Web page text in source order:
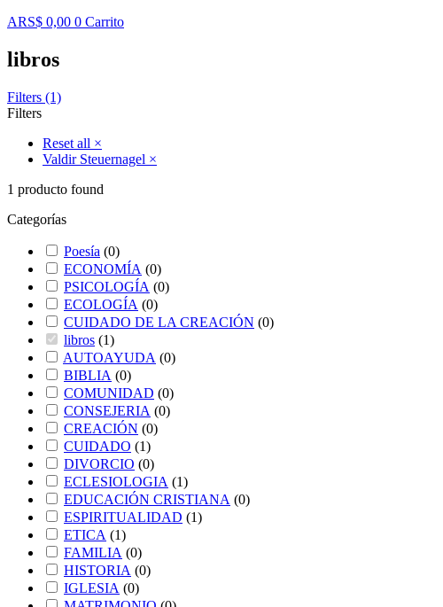
ARS$ 0,00 0 Carrito
libros
Filters (1)
Filters
Reset all ×
Valdir Steuernagel ×
1 producto found
Categorías
Poesía (0)
ECONOMÍA (0)
PSICOLOGÍA (0)
ECOLOGÍA (0)
CUIDADO DE LA CREACIÓN (0)
libros (1)
AUTOAYUDA (0)
BIBLIA (0)
COMUNIDAD (0)
CONSEJERIA (0)
CREACIÓN (0)
CUIDADO (1)
DIVORCIO (0)
ECLESIOLOGIA (1)
EDUCACIÓN CRISTIANA (0)
ESPIRITUALIDAD (1)
ETICA (1)
FAMILIA (0)
HISTORIA (0)
IGLESIA (0)